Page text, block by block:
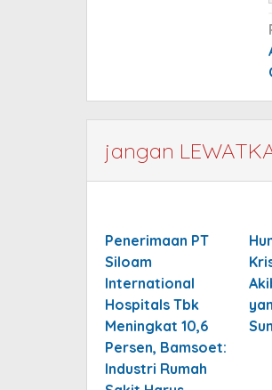
jangan
Penerimaan PT
Siloam
International
Hospitals Tbk
Meningkat 10,6
Persen, Bamsoet:
Industri Rumah